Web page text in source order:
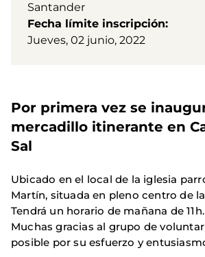
Santander
Fecha límite inscripción
Jueves, 02 junio, 2022
Por primera vez se
mercadillo itinerante en
Sal
Ubicado en el local de la iglesia
Martín, situada en pleno centro de
Tendrá un horario de mañana de 11h.
Muchas gracias al grupo de
posible por su esfuerzo y